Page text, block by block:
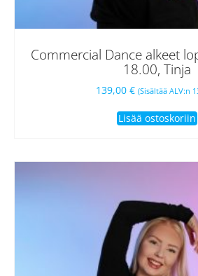
Commercial Dance alkeet
18.00, Tinja
139,00 € (Sisältää ALV:n
Lisää ostoskoriin